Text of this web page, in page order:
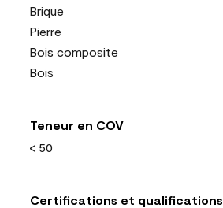
Brique
Pierre
Bois composite
Bois
Teneur en COV
< 50
Certifications et qualifications